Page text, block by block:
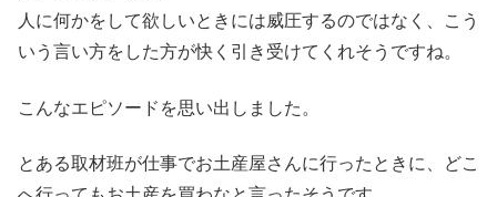
人に何かをして欲しいときには威圧するのではなく、こう
いう言い方をした方が快く引き受けてくれそうですね。
こんなエピソードを思い出しました。
とある取材班が仕事でお土産屋さんに行ったときに、どこ